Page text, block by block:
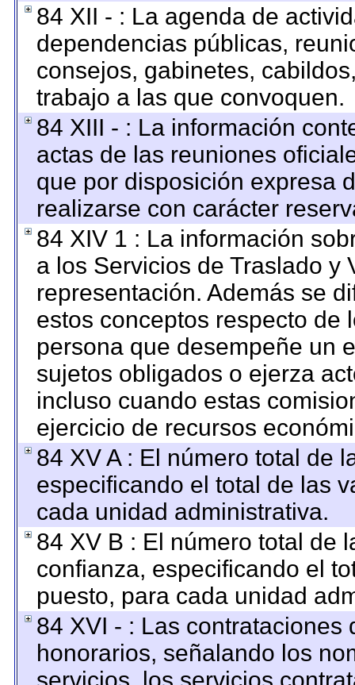
84 XII - : La agenda de
dependencias públicas,
consejos, gabinetes,
trabajo a las que convoquen.
84 XIII - : La información
actas de las reuniones
que por disposición expresa
realizarse con carácter
84 XIV 1 : La información
a los Servicios de Traslado y
representación. Además se
estos conceptos respecto de
persona que desempeñe un
sujetos obligados o ejerza
incluso cuando estas
ejercicio de recursos
84 XV A : El número total de
especificando el total de las
cada unidad administrativa.
84 XV B : El número total de
confianza, especificando el
puesto, para cada unidad
84 XVI - : Las
honorarios, señalando los